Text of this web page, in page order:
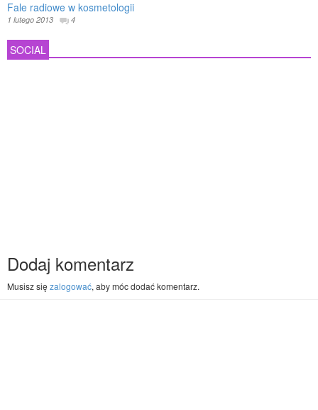
Fale radiowe w kosmetologii
1 lutego 2013 4
SOCIAL
Dodaj komentarz
Musisz się zalogować, aby móc dodać komentarz.